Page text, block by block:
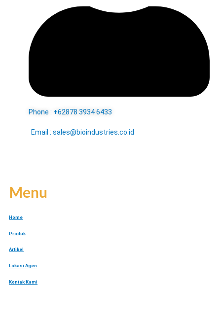
Phone : +62878 3934 6433
Email : sales@bioindustries.co.id
Menu
Home
Produk
Artikel
Lokasi Agen
Kontak Kami